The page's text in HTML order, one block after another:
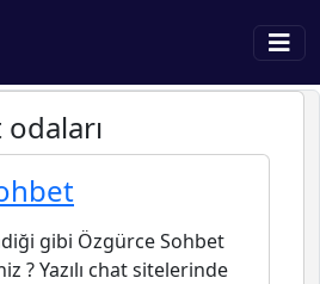
gibi Özgürce Sohbet
? Yazılı chat sitelerinde